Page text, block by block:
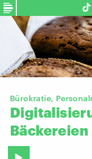
Bürokratie,
Bäckereien